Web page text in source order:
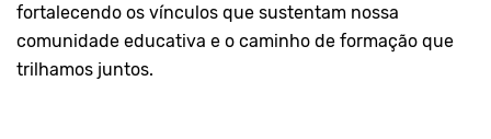
fortalecendo os vínculos que sustentam nossa
comunidade educativa e o caminho de formação que
trilhamos juntos.